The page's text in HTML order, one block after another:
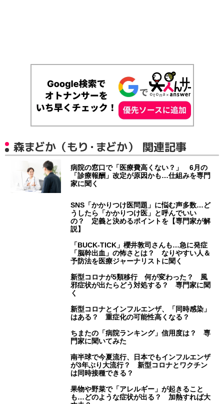
森まどか（もり・まどか） 関連記事
病院の窓口で「医療費高くない？」 6月の
「診療報酬」改定が原因かも…仕組みを専門
家に聞く
SNS「かかりつけ医問題」に悩む声多数…ど
うしたら「かかりつけ医」と呼んでいい
の？ 定義と決めるポイントを【専門家が解
説】
「BUCK‐TICK」櫻井敦司さんも…急に発症
「脳幹出血」の怖さとは？ なりやすい人＆
予防法を医療ジャーナリストに聞く
新型コロナが5類移行 何が変わった？ 風
邪症状が出たらどう対処する？ 専門家に聞
く
新型コロナとインフルエンザ、「同時感染」
はある？ 重症化の可能性高くなる？
ちまたの「病院ランキング」信用度は？ 専
門家に聞いてみた
南半球で今夏流行、日本でもインフルエンザ
が3年ぶり大流行？ 新型コロナとワクチン
は同時接種できる？
果物や野菜で「アレルギー」が起きること
も…どのような症状が出る？ 加熱すれば大